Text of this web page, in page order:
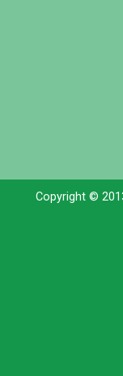
Copyright ©